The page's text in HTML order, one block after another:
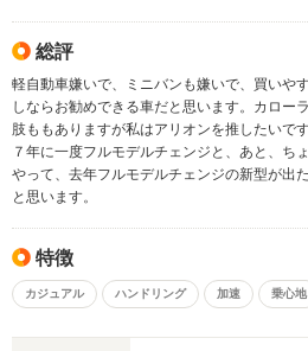
総評
軽自動車嫌いで、ミニバンも嫌いで、買いや
しならお勧めできる車だと思います。カロー
肢ももありますが私はアリオンを推したいで
７年に一度フルモデルチェンジと、あと、ち
やって、去年フルモデルチェンジの新型が出
と思います。
特徴
カジュアル ハンドリング 加速 乗心地